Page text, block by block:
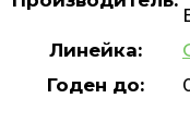
Линейка:
Годен до: